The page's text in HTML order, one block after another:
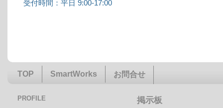
受付時間：平日 9:00-17:00
TOP SmartWorks お問合せ
掲示板
PROFILE